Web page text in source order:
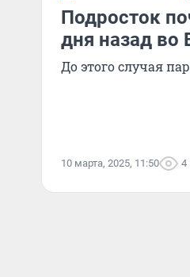
Подросток
дня назад во
До этого случая
10 марта, 2025, 11:50 4